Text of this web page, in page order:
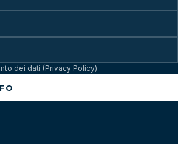
dei dati (Privacy Policy)